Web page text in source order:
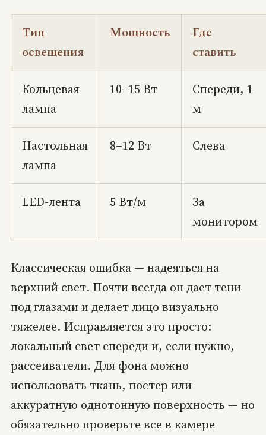
Тип
освещения
Мощность
Где
ставить
Кольцевая
лампа
10–15 Вт
Спереди, 1
м
Настольная
лампа
8–12 Вт Слева
LED-лента 5 Вт/м
За
монитором
Классическая ошибка — надеяться на
верхний свет. Почти всегда он дает тени
под глазами и делает лицо визуально
тяжелее. Исправляется это просто:
локальный свет спереди и, если нужно,
рассеиватели. Для фона можно
использовать ткань, постер или
аккуратную однотонную поверхность — но
обязательно проверьте все в камере